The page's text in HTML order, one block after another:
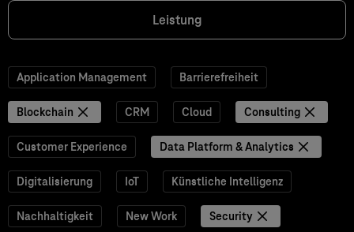
Leistung
Application Management Barrierefreiheit
Blockchain CRM Cloud Consulting
Customer Experience Data Platform & Analytics
Digitalisierung IoT Künstliche Intelligenz
Nachhaltigkeit New Work Security